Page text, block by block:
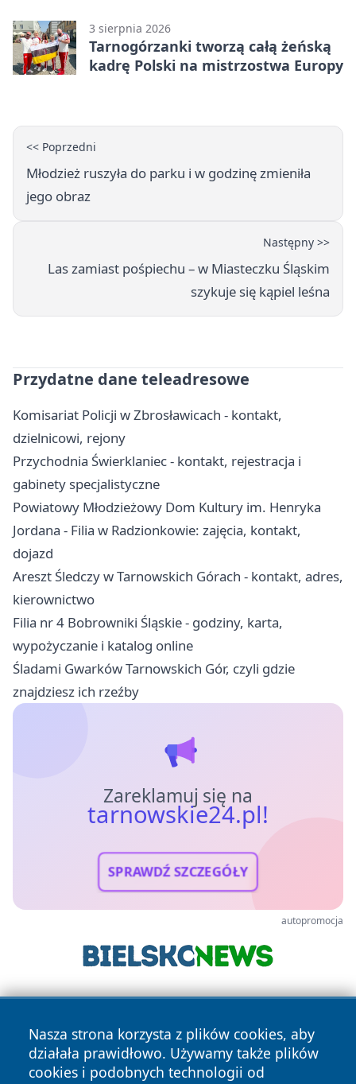
3 sierpnia 2026
Tarnogórzanki tworzą całą żeńską
kadrę Polski na mistrzostwa Europy
<< Poprzedni
Młodzież ruszyła do parku i w godzinę zmieniła
jego obraz
Następny >>
Las zamiast pośpiechu – w Miasteczku Śląskim
szykuje się kąpiel leśna
Przydatne dane teleadresowe
Komisariat Policji w Zbrosławicach - kontakt,
dzielnicowi, rejony
Przychodnia Świerklaniec - kontakt, rejestracja i
gabinety specjalistyczne
Powiatowy Młodzieżowy Dom Kultury im. Henryka
Jordana - Filia w Radzionkowie: zajęcia, kontakt,
dojazd
Areszt Śledczy w Tarnowskich Górach - kontakt, adres,
kierownictwo
Filia nr 4 Bobrowniki Śląskie - godziny, karta,
wypożyczanie i katalog online
Śladami Gwarków Tarnowskich Gór, czyli gdzie
znajdziesz ich rzeźby
Zareklamuj się na
tarnowskie24.pl!
SPRAWDŹ SZCZEGÓŁY
autopromocja
Nasza strona korzysta z plików cookies, aby
działała prawidłowo. Używamy także plików
cookies i podobnych technologii od